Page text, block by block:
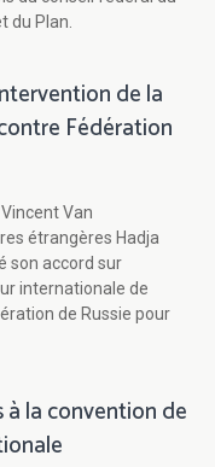
du Plan.
de la
Fédération
Van
étrangères Hadja
son accord sur
internationale de
de Russie pour
la convention de